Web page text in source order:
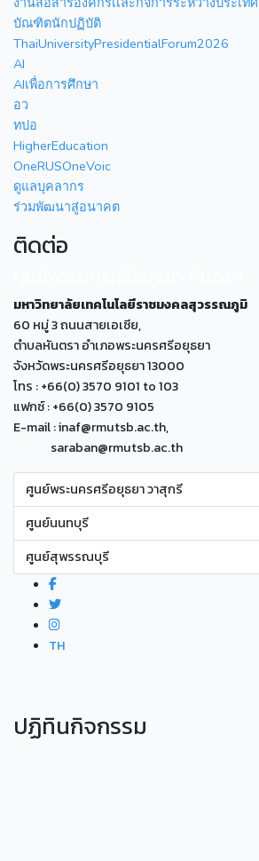
บัณฑิตนักปฏิบัติ
ThaiUniversityPresidentialForum2026
AI
AIเพื่อการศึกษา
อว
ทปอ
HigherEducation
OneRUSOneVoic
ดูแลบุคลากร
ร่วมพัฒนาสู่อนาคต
ติดต่อ
มหาวิทยาลัยเทคโนโลยีราชมงคลสุวรรณภูมิ
60 หมู่ 3 ถนนสายเอเซีย,
ตำบลหันตรา อำเภอพระนครศรีอยุธยา
จังหวัดพระนครศรีอยุธยา 13000
โทร : +66(0) 3570 9101 to 103
แฟกซ์ : +66(0) 3570 9105
E-mail : inaf@rmutsb.ac.th,
saraban@rmutsb.ac.th
ศูนย์พระนครศรีอยุธยา วาสุกรี
ศูนย์นนทบุรี
ศูนย์สุพรรณบุรี
TH
ปฏิทินกิจกรรม